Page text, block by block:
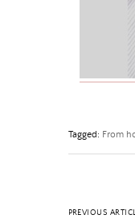
Tagged: From
PREVIOUS